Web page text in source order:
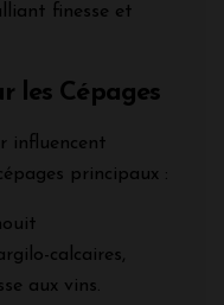
finesse et
les Cépages
influencent
principaux :
calcaires,
aux vins.